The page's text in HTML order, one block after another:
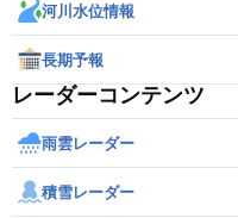
河川水位情報
長期予報
レーダーコンテンツ
雨雲レーダー
積雪レーダー